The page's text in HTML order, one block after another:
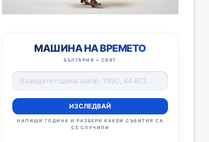
МАШИНА НА ВРЕМЕТО
БЪЛГАРИЯ + СВЯТ
ИЗСЛЕДВАЙ
НАПИШИ ГОДИНА И РАЗБЕРИ КАКВИ СЪБИТИЯ СА
СЕ СЛУЧИЛИ